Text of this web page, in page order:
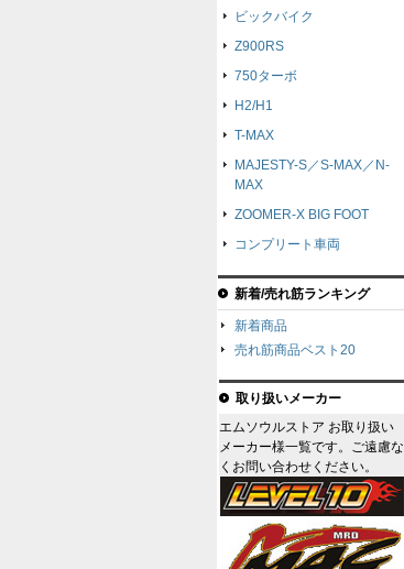
ビックバイク
Z900RS
750ターボ
H2/H1
T-MAX
MAJESTY-S／S-MAX／N-
MAX
ZOOMER-X BIG FOOT
コンプリート車両
新着/売れ筋ランキング
新着商品
売れ筋商品ベスト20
取り扱いメーカー
エムソウルストア お取り扱い
メーカー様一覧です。ご遠慮な
くお問い合わせください。